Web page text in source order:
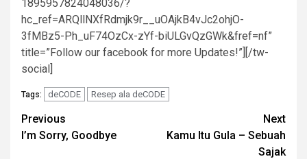
1895957824048036/?
hc_ref=ARQllNXfRdmjk9r__uOAjkB4vJc2ohjO-
3fMBz5-Ph_uF74OzCx-zYf-biULGvQzGWk&fref=nf”
title=”Follow our facebook for more Updates!”][/tw-
social]
Tags: deCODE Resep ala deCODE
Post
navigation
Previous
I’m Sorry, Goodbye
Next
Kamu Itu Gula – Sebuah
Sajak